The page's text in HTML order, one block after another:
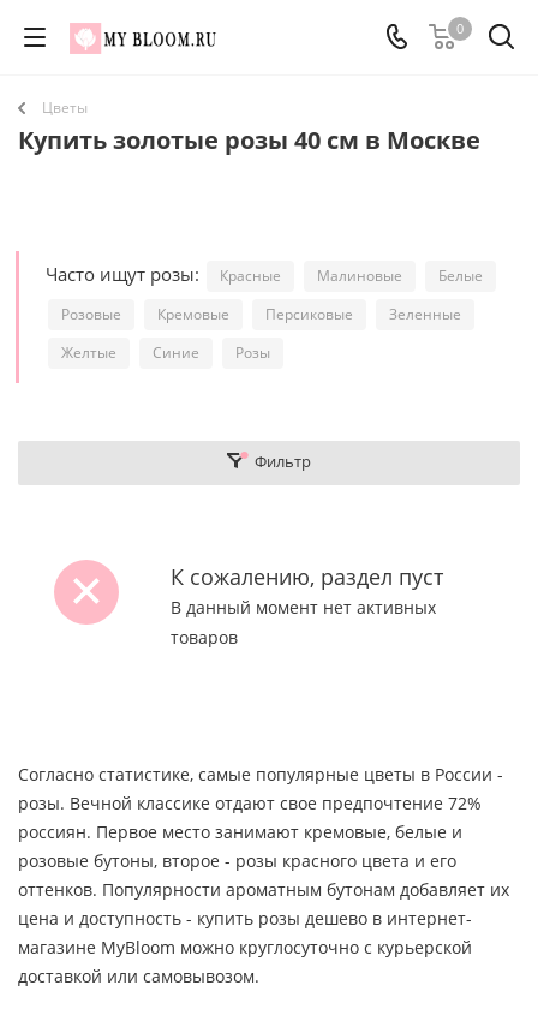
0
Цветы
Купить золотые розы 40 см в Москве
Часто ищут розы: Красные Малиновые
Белые
Розовые
Кремовые Персиковые
Зеленные
Желтые
Синие Розы
Фильтр
К сожалению, раздел пуст
В данный момент нет активных
товаров
Согласно статистике, самые популярные цветы в России -
розы. Вечной классике отдают свое предпочтение 72%
россиян. Первое место занимают кремовые, белые и
розовые бутоны, второе - розы красного цвета и его
оттенков. Популярности ароматным бутонам добавляет их
цена и доступность - купить розы дешево в интернет-
магазине MyBloom можно круглосуточно с курьерской
доставкой или самовывозом.